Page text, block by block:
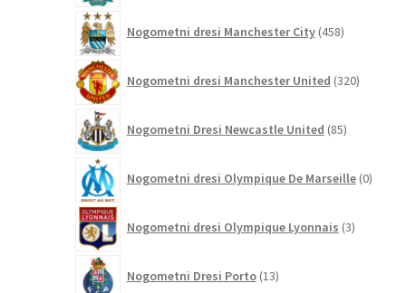
Nogometni dresi Manchester City 458izdelkov
Nogometni dresi Manchester United 320izdelkov
Nogometni Dresi Newcastle United 85izdelkov
Nogometni dresi Olympique De Marseille 0
Nogometni dresi Olympique Lyonnais 3izdelki
Nogometni Dresi Porto 13izdelkov